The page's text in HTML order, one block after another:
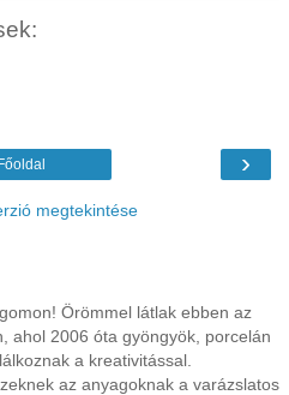
›
megtekintése
Örömmel látlak ebben az
ahol 2006 óta gyöngyök, porcelán
a kreativitással.
az anyagoknak a varázslatos